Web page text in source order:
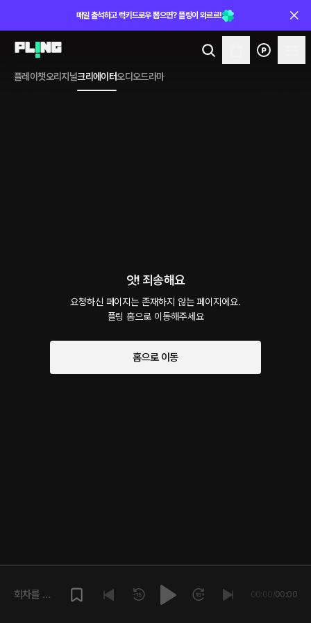
매일 출석하고 럭키드로우 뽑으면? 플링이 와르르!
플레이챗오리지널크리에이터오디오드라마
앗! 죄송해요
요청하신 페이지는 존재하지 않는 페이지에요.
플링 홈으로 이동해주세요
홈으로 이동
회차를 재
00:00/00:00